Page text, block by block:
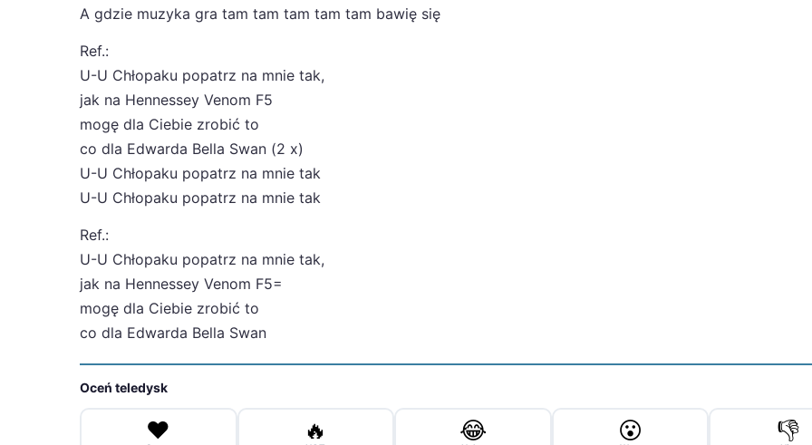
A gdzie muzyka gra tam tam tam tam tam bawię się
Ref.:
U-U Chłopaku popatrz na mnie tak,
jak na Hennessey Venom F5
mogę dla Ciebie zrobić to
co dla Edwarda Bella Swan (2 x)
U-U Chłopaku popatrz na mnie tak
U-U Chłopaku popatrz na mnie tak
Ref.:
U-U Chłopaku popatrz na mnie tak,
jak na Hennessey Venom F5=
mogę dla Ciebie zrobić to
co dla Edwarda Bella Swan
Oceń teledysk
❤️ 🔥 😂 😮 👎